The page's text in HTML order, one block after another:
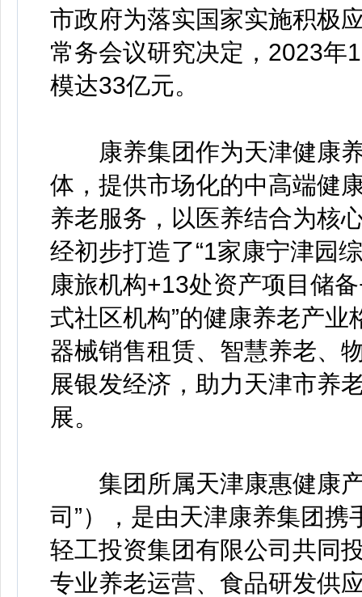
市政府为落实国家实施积极
常务会议研究决定，2023年
模达33亿元。
康养集团作为天津健康养
体，提供市场化的中高端健
养老服务，以医养结合为核
经初步打造了“1家康宁津园
康旅机构+13处资产项目储
式社区机构”的健康养老产
器械销售租赁、智慧养老、
展银发经济，助力天津市养
展。
集团所属天津康惠健康产
司”），是由天津康养集团
轻工投资集团有限公司共同
专业养老运营、食品研发供